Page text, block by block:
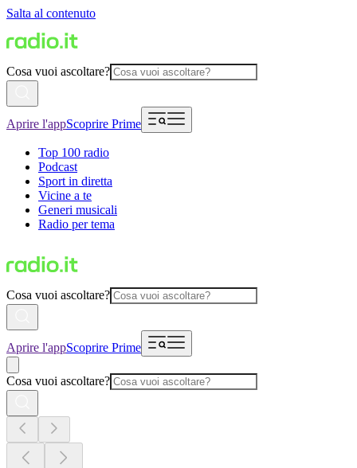
Salta al contenuto
Cosa vuoi ascoltare?
Aprire l'appScoprire Prime
Top 100 radio
Podcast
Sport in diretta
Vicine a te
Generi musicali
Radio per tema
Cosa vuoi ascoltare?
Aprire l'appScoprire Prime
Cosa vuoi ascoltare?